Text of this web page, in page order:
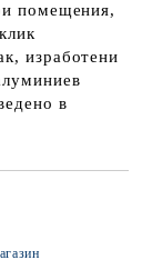
помещения,
изработени
в